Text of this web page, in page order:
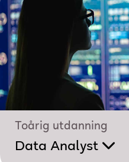
Toårig utdanning
Data Analyst